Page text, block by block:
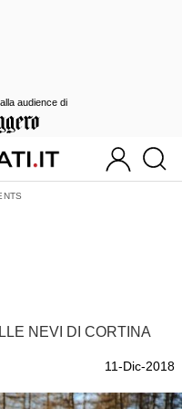
NEVI DI CORTINA
11-Dic-2018
audience di